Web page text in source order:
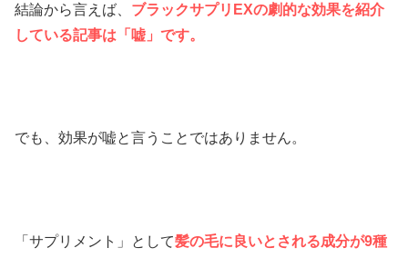
結論から言えば、 ブラックサプリEXの劇的な効果を紹介
している記事は「嘘」です。
でも、効果が嘘と言うことではありません。
「サプリメント」として髪の毛に良いとされる成分が9種